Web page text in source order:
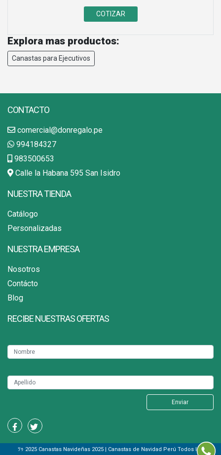
Explora mas productos:
Canastas para Ejecutivos
CONTACTO
comercial@donregalo.pe
994184327
983500653
Calle la Habana 595 San Isidro
NUESTRA TIENDA
Catálogo
Personalizadas
NUESTRA EMPRESA
Nosotros
Contácto
Blog
RECIBE NUESTRAS OFERTAS
ﾂｩ 2025 Canastas Navideñas 2025 | Canastas de Navidad Perú Todos los